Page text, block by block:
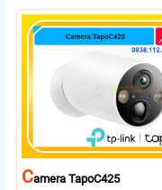
CAmera TapoC425